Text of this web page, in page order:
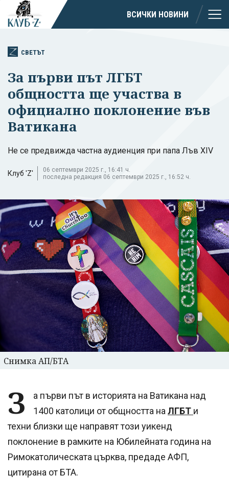
ВСИЧКИ НОВИНИ
СВЕТЪТ
За първи път ЛГБТ
общността ще участва в
официално поклонение във
Ватикана
Не се предвижда частна аудиенция при папа Лъв XIV
Клуб 'Z'
06 септември 2025 г., 16:41 ч.
последна редакция 06 септември 2025 г., 16:52 ч.
Снимка АП/БТА
З
а първи път в историята на Ватикана над
1400 католици от общността наЛГБТ и
техни близки ще направят този уикенд
поклонение в рамките на Юбилейната година на
Римокатолическата църква, предаде АФП,
цитирана от БТА.